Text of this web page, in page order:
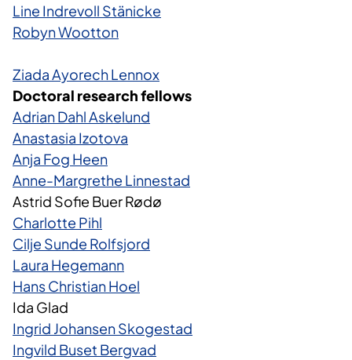
Line Indrevoll Stänicke
Robyn Wootton
Ziada Ayorech Lennox
Doctoral research fellows
Adrian Dahl Askelund
Anastasia Izotova
Anja Fog Heen
Anne-Margrethe Linnestad
Astrid Sofie Buer Rødø​
Charlotte Pihl
Cilje Sunde Rolfsjord
Laura Hegemann​
Hans Christian Hoel
Ida Glad
Ingrid Johansen Skogestad
Ingvild Buset Bergvad